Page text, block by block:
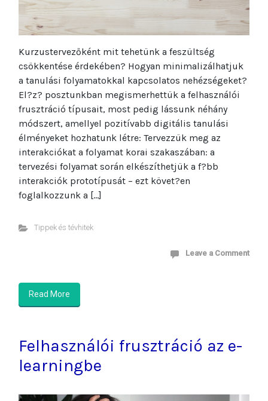
Kurzustervezőként mit tehetünk a feszültség
csökkentése érdekében? Hogyan minimalizálhatjuk
a tanulási folyamatokkal kapcsolatos nehézségeket?
El?z? posztunkban megismerhettük a felhasználói
frusztráció típusait, most pedig lássunk néhány
módszert, amellyel pozitívabb digitális tanulási
élményeket hozhatunk létre: Tervezzük meg az
interakciókat a folyamat korai szakaszában: a
tervezési folyamat során elkészíthetjük a f?bb
interakciók prototípusát – ezt követ?en
foglalkozzunk a […]
Tippek és tévhitek
Leave a Comment
Read More
Felhasználói frusztráció az e-
learningbe